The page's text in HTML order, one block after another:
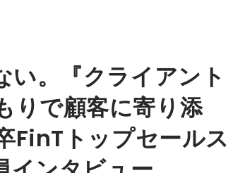
い。『クライアント
りで顧客に寄り添
FinTトップセールス